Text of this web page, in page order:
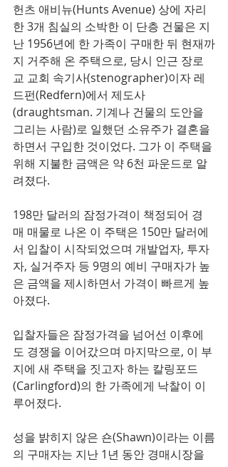
헌츠 애비뉴(Hunts Avenue) 상에 자리
한 3개 침실의 소박한 이 단층 건물은 지
난 1956년에 한 가족이 구매한 뒤 현재까
지 거주해 온 주택으로, 당시 인근 장로
교 교회 속기사(stenographer)이자 레
드펀(Redfern)에서 제도사
(draughtsman. 기계나 건물의 도안을
그리는 사람)로 일했던 소유주가 결혼을
하면서 구입한 것이었다. 그가 이 주택을
위해 지불한 금액은 약 6천 파운드로 알
려졌다.
198만 달러의 잠정가격이 책정되어 경
매 매물로 나온 이 주택은 150만 달러에
서 입찰이 시작되었으며 개발업자, 투자
자, 실거주자 등 9명의 예비 구매자가 높
은 금액을 제시하면서 가격이 빠르게 높
아졌다.
입찰자들은 잠정가격을 넘어선 이후에
도 경쟁을 이어갔으며 마지막으로, 이 부
지에 새 주택을 짓고자 하는 칼링포드
(Carlingford)의 한 가족에게 낙찰이 이
루어졌다.
성을 밝히지 않은 숀(Shawn)이라는 이름
의 구매자는 지난 1년 동안 경매시장을